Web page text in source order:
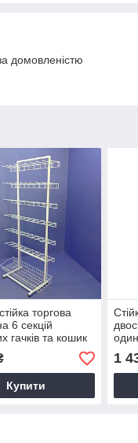
домовленістю
торгова
6 секцій
гачків та кошик
Купити
1